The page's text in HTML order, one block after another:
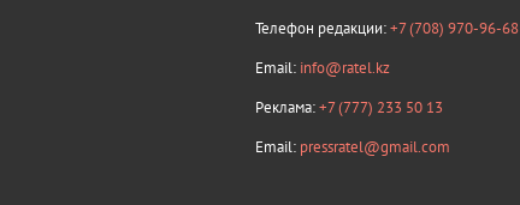
Телефон редакции:+7 (708) 970-96-68
Email: info@ratel.kz
Реклама:+7 (777) 233 50 13
Email: pressratel@gmail.com